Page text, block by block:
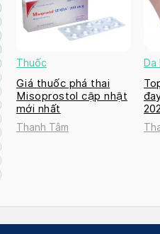
Thuốc
Giá thuốc phá thai
Misoprostol cập nhật
mới nhất
Thanh Tâm
Da